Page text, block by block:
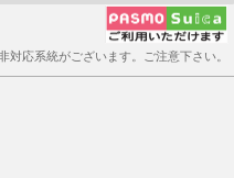
対応系統がございます。ご注意下さい。